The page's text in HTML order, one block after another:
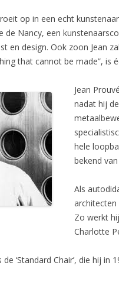
JIELDE LAMP
KJAERHOLM PK22
PH-5 LAMP
SALONTAFEL 535 MUG
SLING-BACK LOUNGE CHAIR 657
STANDARD CHAIR JEAN PROUVÉ
STOEL 703 KHO LIANG IE
STOEL 3207 ARNE JACOBSEN
op in een echt
de Nancy, een
en design. Ook zoon Jean
that cannot be made”, is
Jean
nadat hij
hele
bekend
Als
architecten
Zo werkt
Charlotte
‘Standard Chair’, die hij in